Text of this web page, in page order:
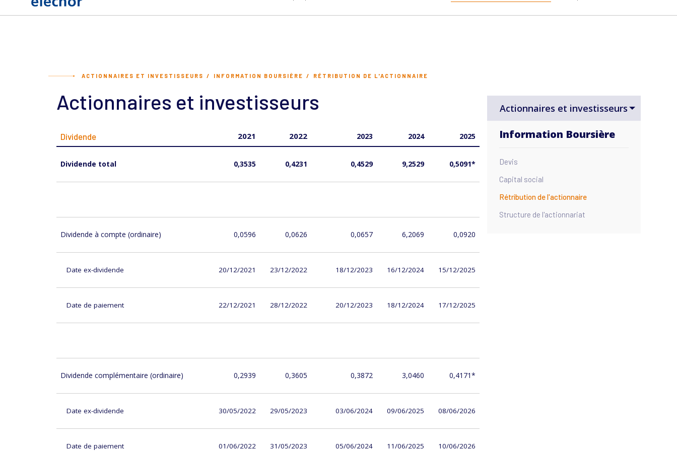
ACTIONNAIRES ET INVESTISSEURS INFORMATION BOURSIÈRE RÉTRIBUTION DE L'ACTIONNAIRE
Actionnaires et investisseurs
Dividende 2021 2022 2023 2024 2025
Dividende total 0,3535 0,4231 0,4529 9,2529 0,5091*
Dividende à compte (ordinaire) 0,0596 0,0626 0,0657 6,2069 0,0920
Date ex-dividende 20/12/2021 23/12/2022 18/12/2023 16/12/2024 15/12/2025
Date de paiement 22/12/2021 28/12/2022 20/12/2023 18/12/2024 17/12/2025
Dividende complémentaire (ordinaire) 0,2939 0,3605 0,3872 3,0460 0,4171*
Date ex-dividende 30/05/2022 29/05/2023 03/06/2024 09/06/2025 08/06/2026
Date de paiement 01/06/2022 31/05/2023 05/06/2024 11/06/2025 10/06/2026
Actionnaires et investisseurs
Information Boursière
Devis
Capital social
Rétribution de l'actionnaire
Structure de l'actionnariat